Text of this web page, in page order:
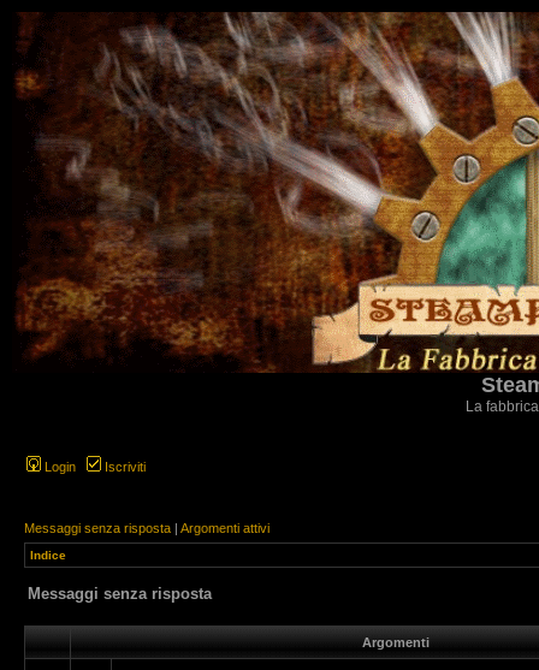
La
Login Iscriviti
Messaggi senza risposta | Argomenti attivi
Indice
Messaggi senza risposta
Argomenti